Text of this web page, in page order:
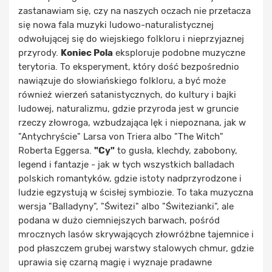
zastanawiam się, czy na naszych oczach nie przetacza
się nowa fala muzyki ludowo-naturalistycznej
odwołującej się do wiejskiego folkloru i nieprzyjaznej
przyrody. Koniec Pola eksploruje podobne muzyczne
terytoria. To eksperyment, który dość bezpośrednio
nawiązuje do słowiańskiego folkloru, a być może
również wierzeń satanistycznych, do kultury i bajki
ludowej, naturalizmu, gdzie przyroda jest w gruncie
rzeczy złowroga, wzbudzająca lęk i niepoznana, jak w
"Antychryście" Larsa von Triera albo "The Witch"
Roberta Eggersa. "Cy" to gusła, klechdy, zabobony,
legend i fantazje - jak w tych wszystkich balladach
polskich romantyków, gdzie istoty nadprzyrodzone i
ludzie egzystują w ścisłej symbiozie. To taka muzyczna
wersja "Balladyny", "Świtezi" albo "Świtezianki", ale
podana w dużo ciemniejszych barwach, pośród
mrocznych lasów skrywających złowróżbne tajemnice i
pod płaszczem grubej warstwy stalowych chmur, gdzie
uprawia się czarną magię i wyznaje pradawne